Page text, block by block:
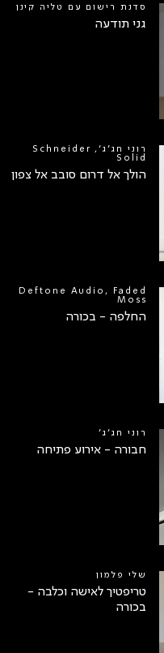
סדנת רישום עם טליה קינן
גני תודעה
רוני חג׳ג׳, Schneider
Solid
הולך אל דרום סובב אל צפון
Deftone Audio, Faded
Moss
החלפה - בכורה
רוני חג׳ג׳
חבורה - אירוע פתיחה
שלי פלמון
טריפטיך לאישה וכלבה -
בכורה